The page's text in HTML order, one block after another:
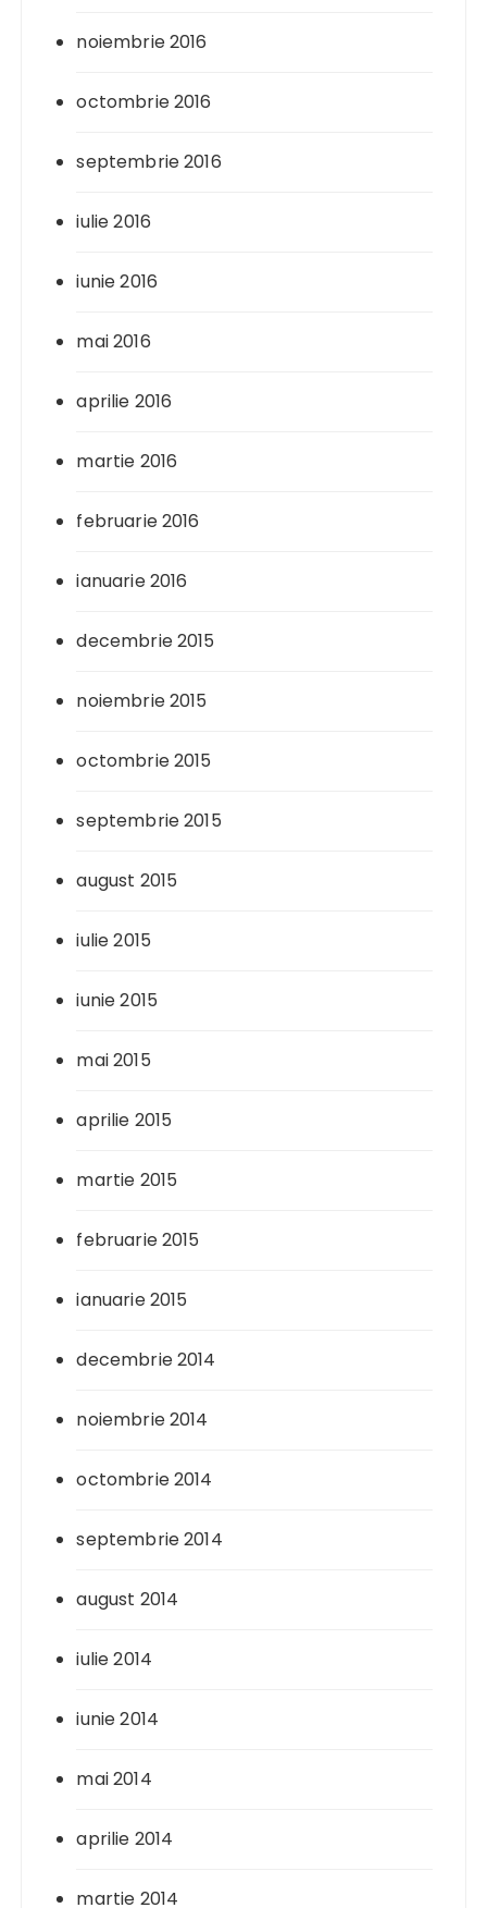
noiembrie 2016
octombrie 2016
septembrie 2016
iulie 2016
iunie 2016
mai 2016
aprilie 2016
martie 2016
februarie 2016
ianuarie 2016
decembrie 2015
noiembrie 2015
octombrie 2015
septembrie 2015
august 2015
iulie 2015
iunie 2015
mai 2015
aprilie 2015
martie 2015
februarie 2015
ianuarie 2015
decembrie 2014
noiembrie 2014
octombrie 2014
septembrie 2014
august 2014
iulie 2014
iunie 2014
mai 2014
aprilie 2014
martie 2014